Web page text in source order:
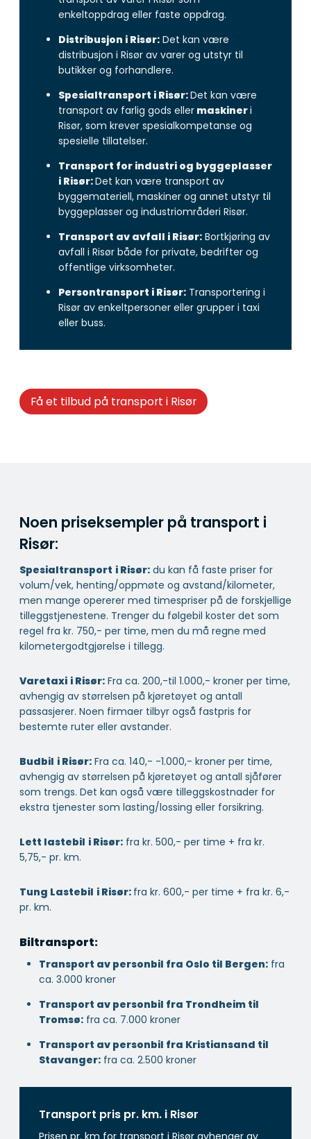
enkeltoppdrag eller faste oppdrag.
Distribusjon i Risør: Det kan være
distribusjon i Risør av varer og utstyr til
butikker og forhandlere.
Spesialtransport i Risør:Det kan være
transport av farlig gods eller maskineri
Risør, som krever spesialkompetanse og
spesielle tillatelser.
Transport for industri og byggeplasser
i Risør:Det kan være transport av
byggemateriell, maskiner og annet utstyr til
byggeplasser og industriområderi Risør.
Transport av avfall i Risør: Bortkjøring av
avfall i Risør både for private, bedrifter og
offentlige virksomheter.
Persontransport i Risør: Transportering i
Risør av enkeltpersoner eller grupper i taxi
eller buss.
Få et tilbud på transport i Risør
Noen priseksempler på transport i
Risør:
Spesialtransport i Risør: du kan få faste priser for
volum/vek, henting/oppmøte og avstand/kilometer,
men mange opererer med timespriser på de forskjellige
tilleggstjenestene. Trenger du følgebil koster det som
regel fra kr. 750,- per time, men du må regne med
kilometergodtgjørelse i tillegg.
Varetaxi i Risør: Fra ca. 200,-til 1.000,- kroner per time,
avhengig av størrelsen på kjøretøyet og antall
passasjerer. Noen firmaer tilbyr også fastpris for
bestemte ruter eller avstander.
Budbil i Risør: Fra ca. 140,- -1.000,- kroner per time,
avhengig av størrelsen på kjøretøyet og antall sjåfører
som trengs. Det kan også være tilleggskostnader for
ekstra tjenester som lasting/lossing eller forsikring.
Lett lastebil i Risør: fra kr. 500,- per time + fra kr.
5,75,- pr. km.
Tung Lastebil i Risør: fra kr. 600,- per time + fra kr. 6,-
pr. km.
Biltransport:
Transport av personbil fra Oslo til Bergen: fra
ca. 3.000 kroner
Transport av personbil fra Trondheim til
Tromsø: fra ca. 7.000 kroner
Transport av personbil fra Kristiansand til
Stavanger: fra ca. 2.500 kroner
Transport pris pr. km. i Risør
Prisen pr. km for transport i Risør avhenger av